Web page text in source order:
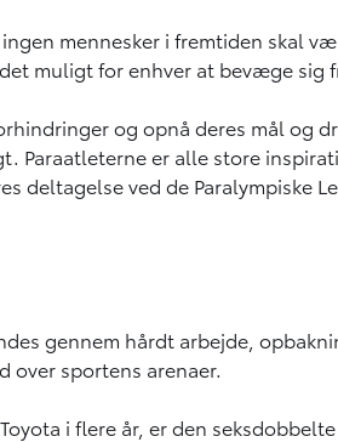
mennesker i fremtiden skal
muligt for enhver at bevæge sig
og opnå deres mål og
Paraatleterne er alle store
ved de Paralympiske
gennem hårdt arbejde,
over sportens arenaer.
i flere år, er den seksdobbelte